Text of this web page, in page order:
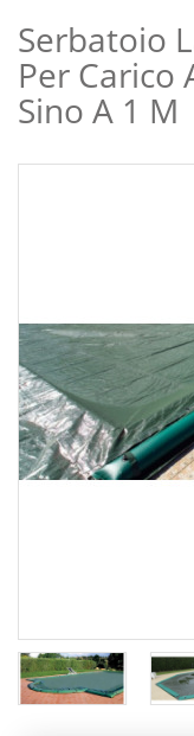
Serbatoio Laterale Con Valvole
Per Carico
Sino A 1 M